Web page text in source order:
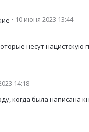
• 10 июня 2023 13:44
несут нацистскую
14:18
когда была написана